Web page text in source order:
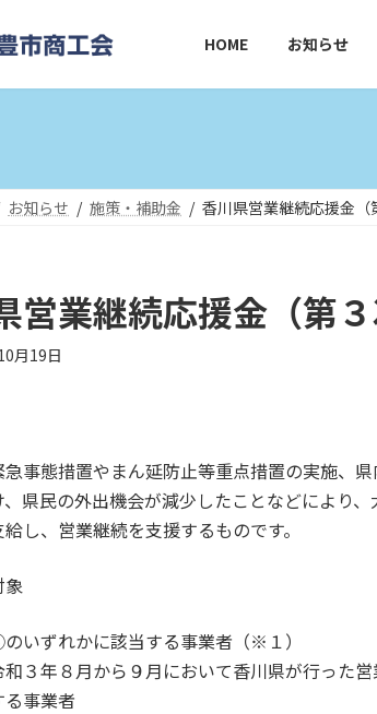
HOME お知らせ
お知らせ 施策・補助金 香川県営業継続応援金（
営業継続応援金（第３
月19日
事態措置やまん延防止等重点措置の実施、
県民の外出機会が減少したことなどにより
し、営業継続を支援するものです。
象
いずれかに該当する事業者（※１）
和３年８月から９月において香川県が行った
事業者